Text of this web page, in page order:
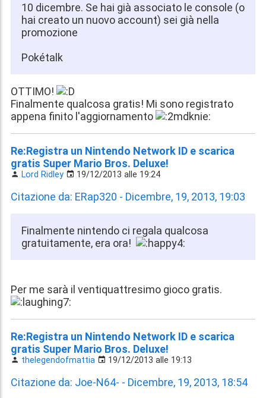
10 dicembre. Se hai già associato le console (o
hai creato un nuovo account) sei già nella
promozione
Pokétalk
OTTIMO!
Finalmente qualcosa gratis! Mi sono registrato
appena finito l'aggiornamento
Re:Registra un Nintendo Network ID e scarica
gratis Super Mario Bros. Deluxe!
Lord Ridley 19/12/2013 alle 19:24
Citazione da: ERap320 - Dicembre, 19, 2013, 19:03
Finalmente nintendo ci regala qualcosa
gratuitamente, era ora!
Per me sarà il ventiquattresimo gioco gratis.
Re:Registra un Nintendo Network ID e scarica
gratis Super Mario Bros. Deluxe!
thelegendofmattia 19/12/2013 alle 19:13
Citazione da: Joe-N64- - Dicembre, 19, 2013, 18:54